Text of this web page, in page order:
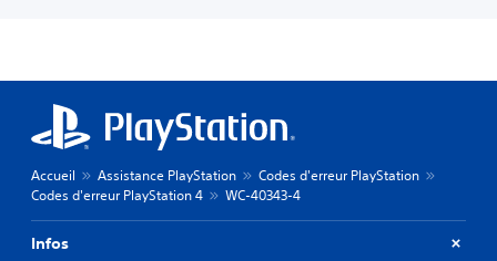
Accueil Assistance PlayStation
Codes d'erreur PlayStation
Codes d'erreur PlayStation 4
WC-40343-4
Infos